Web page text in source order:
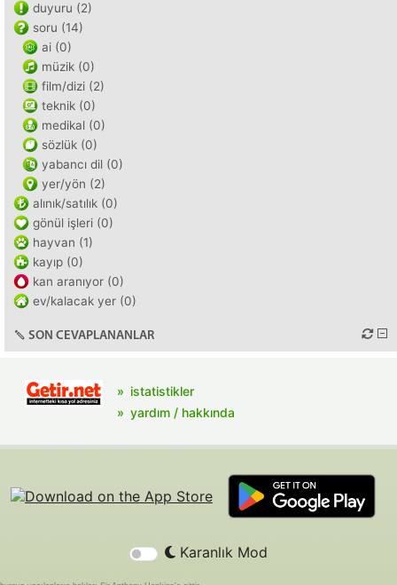
duyuru (2)
soru (14)
ai (0)
müzik (0)
film/dizi (2)
teknik (0)
medikal (0)
sözlük (0)
yabancı dil (0)
yer/yön (2)
alınık/satılık (0)
gönül işleri (0)
hayvan (1)
kayıp (0)
kan aranıyor (0)
ev/kalacak yer (0)
SON CEVAPLANANLAR
istatistikler
yardım / hakkında
Karanlık Mod